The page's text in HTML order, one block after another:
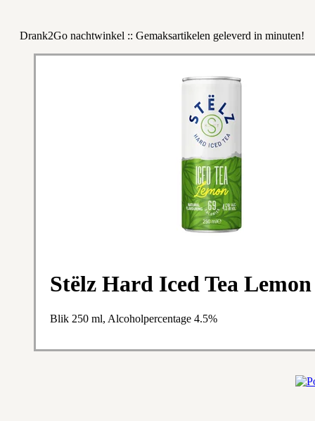
Drank2Go nachtwinkel :: Gemaksartikelen geleverd in minuten!
Stëlz Hard Iced Tea Lemon
Blik 250 ml, Alcoholpercentage 4.5%